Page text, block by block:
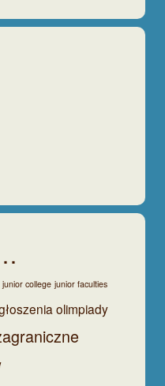
junior college junior faculties
olimpiady